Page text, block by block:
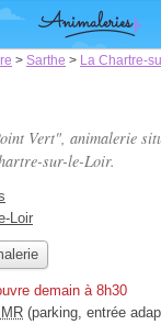
> Sarthe > La Chartre-
Vert", animalerie
sur-le-Loir.
Loir
demain à 8h30
(parking, entrée